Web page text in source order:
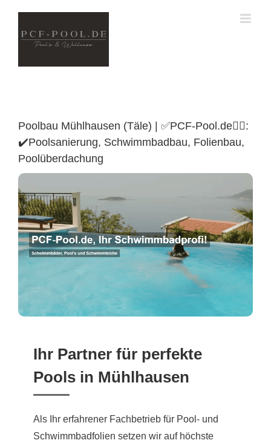
content
Poolbau Mühlhausen (Täle) | ✅PCF-Pool.de🏊🏼:
✔️Poolsanierung, Schwimmbadbau, Folienbau,
Poolüberdachung
Ihr Partner für perfekte
Pools in Mühlhausen
Als Ihr erfahrener Fachbetrieb für Pool- und
Schwimmbadfolien setzen wir auf höchste